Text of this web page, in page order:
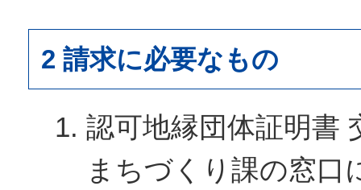
2 請求に必要なもの
認可地縁団体証明書
まちづくり課の窓口